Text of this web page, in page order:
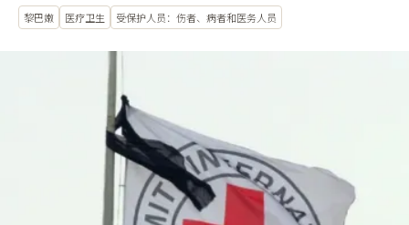
黎巴嫩 医疗卫生 受保护人员：伤者、病者和医务人员